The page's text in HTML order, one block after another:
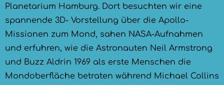
Planetarium Hamburg. Dort besuchten wir eine
spannende 3D- Vorstellung über die Apollo-
Missionen zum Mond, sahen NASA-Aufnahmen
und erfuhren, wie die Astronauten Neil Armstrong
und Buzz Aldrin 1969 als erste Menschen die
Mondoberfläche betraten während Michael Collins